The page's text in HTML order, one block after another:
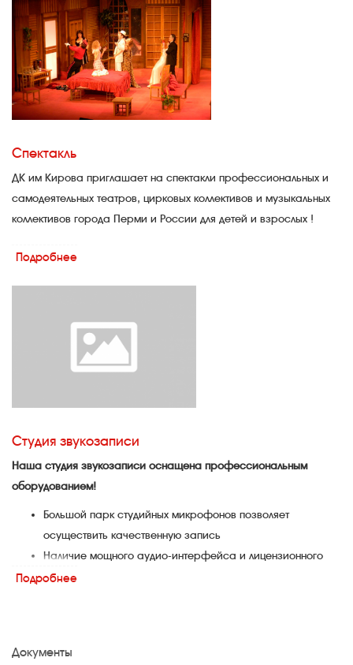
Пресс-брифинг
Спектакль
ДК им Кирова приглашает на спектакли профессиональных и
самодеятельных театров, цирковых коллективов и музыкальных
коллективов города Перми и России для детей и взрослых !
Подробнее
Студия звукозаписи
Наша студия звукозаписи оснащена профессиональным
оборудованием!
Большой парк студийных микрофонов позволяет
осуществить качественную запись
Наличие мощного аудио-интерфейса и лицензионного
программного обеспечения позволяет обработать,
Подробнее
Документы